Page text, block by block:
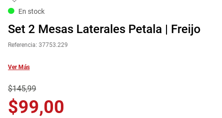
En stock
Set 2 Mesas Laterales Petala | Freijo
Referencia: 37753.229
Ver Más
$145,99
$99,00
.
9.
havana master
10. sofa